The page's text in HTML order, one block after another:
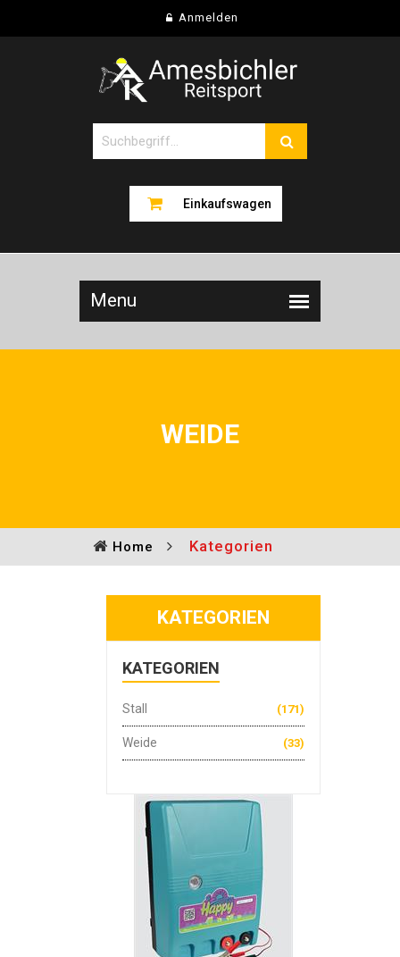
Anmelden
Einkaufswagen
WEIDE
Home Kategorien
KATEGORIEN
KATEGORIEN
(171)
Stall
(33)
Weide